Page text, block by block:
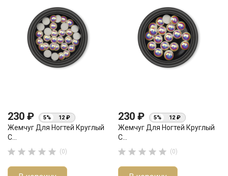
230 ₽ 5% 12 ₽
Жемчуг Для Ногтей Круглый
С...
     (0)
230 ₽ 5% 12 ₽
Жемчуг Для Ногтей Круглый
С...
     (0)